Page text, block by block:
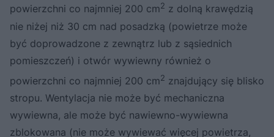
powierzchni co najmniej 200 cm2 z dolną krawędzią
nie niżej niż 30 cm nad posadzką (powietrze może
być doprowadzone z zewnątrz lub z sąsiednich
pomieszczeń) i otwór wywiewny również o
powierzchni co najmniej 200 cm2 znajdujący się blisko
stropu. Wentylacja nie może być mechaniczna
wywiewna, ale może być nawiewno-wywiewna
zblokowana (nie może wywiewać więcej powietrza,